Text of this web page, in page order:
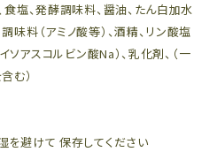
食塩、発酵調味料、醤油、たん白加水
味料（アミノ酸等）、酒精、リン酸塩
ソアスコルビン酸Na）、乳化剤、（一
む）
を避けて 保存してください